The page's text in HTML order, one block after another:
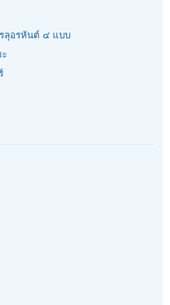
ลุอรหันต์ ๔ แบบ